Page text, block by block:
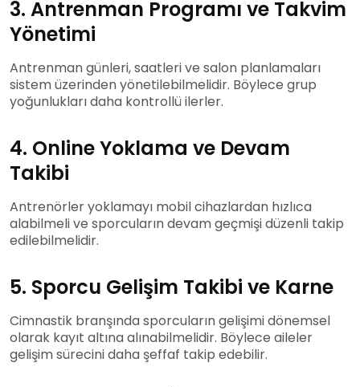
3. Antrenman Programı ve Takvim
Yönetimi
Antrenman günleri, saatleri ve salon planlamaları
sistem üzerinden yönetilebilmelidir. Böylece grup
yoğunlukları daha kontrollü ilerler.
4. Online Yoklama ve Devam
Takibi
Antrenörler yoklamayı mobil cihazlardan hızlıca
alabilmeli ve sporcuların devam geçmişi düzenli takip
edilebilmelidir.
5. Sporcu Gelişim Takibi ve Karne
Cimnastik branşında sporcuların gelişimi dönemsel
olarak kayıt altına alınabilmelidir. Böylece aileler
gelişim sürecini daha şeffaf takip edebilir.